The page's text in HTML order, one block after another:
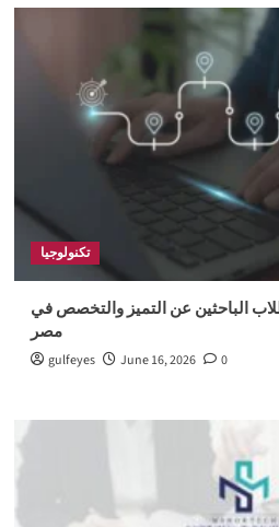
تكنولوجيا
الباحثين عن التميز والتخصص في
مصر
gulfeyes June 16, 2026 0